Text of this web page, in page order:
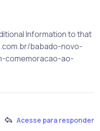
Information to that
babado-novo-
comemoracao-ao-
Acesse para responder